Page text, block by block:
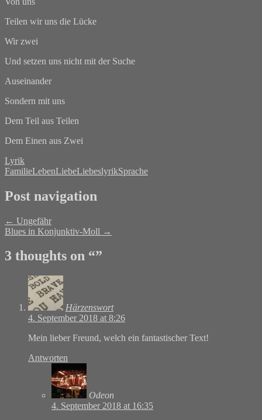
Teilen wir uns die Lücke
Wir zwei
Und setzen uns nicht mit der Suche
Auseinander
Sondern mit uns
Dem Teil aus Teilen
Dem Einen aus Zwei
Lyrik
FamilieLebenLiebeLiebeslyrikSprache
Post navigation
← Ungefähr
Blues in Konjunktiv-Moll →
3 thoughts on “”
Härzenswort
4. September 2018 at 8:26
Mein lieber Freund, welch ein fantastischer Text!
Antworten
Odeon
4. September 2018 at 16:35